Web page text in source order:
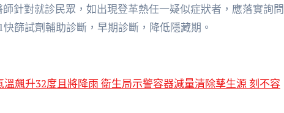
針對就診民眾，如出現登革熱任一疑似症狀者，應落實詢問
篩試劑輔助診斷，早期診斷，降低隱藏期。
飆升32度且將降雨 衛生局示警容器減量清除孳生源 刻不容